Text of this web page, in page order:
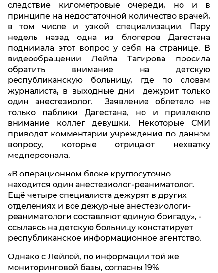
следствие километровые очереди, но и в
принципе на недостаточной количество врачей,
в том числе и узкой специализации. Пару
недель назад одна из блогеров Дагестана
поднимала этот вопрос у себя на странице. В
видеообращении Лейла Тагирова просила
обратить внимание на детскую
республиканскую больницу, где по словам
журналиста, в выходные дни дежурит только
один анестезиолог. Заявление облетело не
только паблики Дагестана, но и привлекло
внимание коллег девушки. Некоторые СМИ
приводят комментарии учреждения по данном
вопросу, которые отрицают нехватку
медперсонала.
«В операционном блоке круглосуточно
находится один анестезиолог-реаниматолог.
Ещё четыре специалиста дежурят в других
отделениях и все дежурные анестезиологи-
реаниматологи составляют единую бригаду», -
ссылаясь на детскую больницу констатирует
республиканское информационное агентство.
Однако с Лейлой, по информации той же
мониторинговой базы, согласны 19%